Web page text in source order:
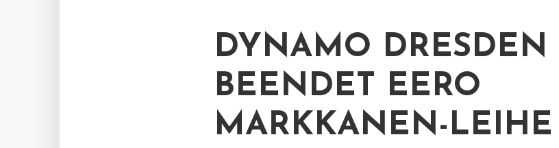
DYNAMO DRESDEN
BEENDET EERO
MARKKANEN-LEIHE